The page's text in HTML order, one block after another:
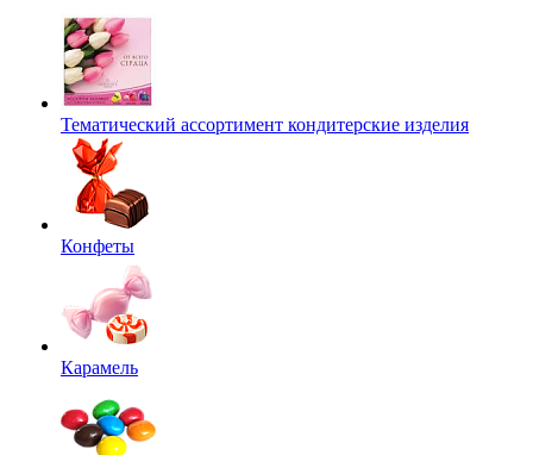
Тематический ассортимент кондитерские изделия
Конфеты
Карамель